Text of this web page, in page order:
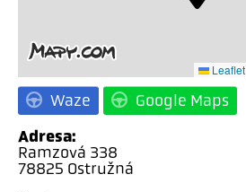
Leaflet
Waze Google Maps
Adresa:
Ramzová 338
78825 Ostružná